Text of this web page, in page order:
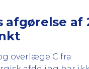
afgørelse af
overlæge C fra